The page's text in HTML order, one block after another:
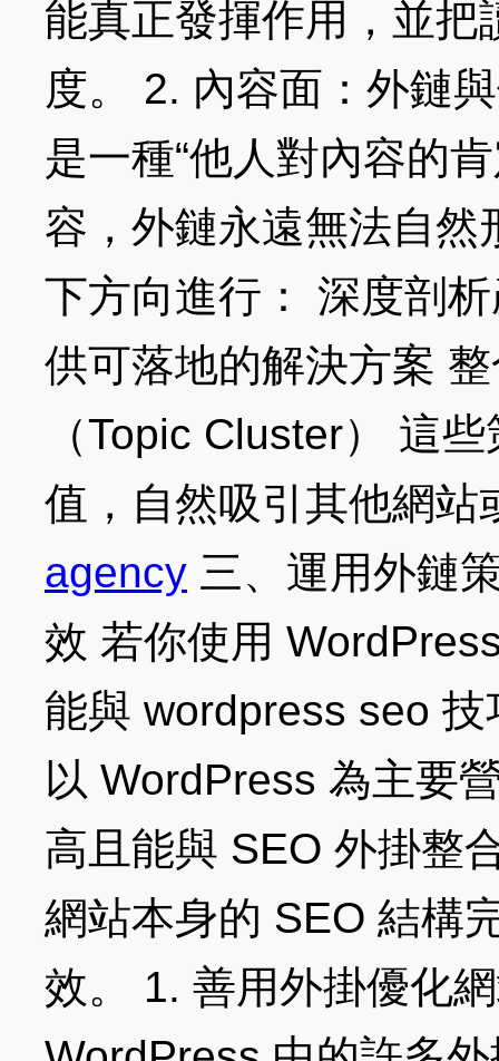
能真正發揮作用，並把
度。 2. 內容面：外鏈
是一種“他人對內容的
容，外鏈永遠無法自然
下方向進行： 深度剖
供可落地的解決方案
（Topic Cluster） 這
值，自然吸引其他網
agency 三、運用外鏈
效 若你使用
能與 wordpress seo
以 WordPress 為主要
高且能與 SEO 外掛整
網站本身的 SEO 結構
效。 1. 善用外掛優化